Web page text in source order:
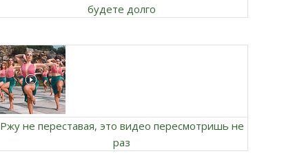
будете долго
Ржу не переставая, это видео пересмотришь не
раз